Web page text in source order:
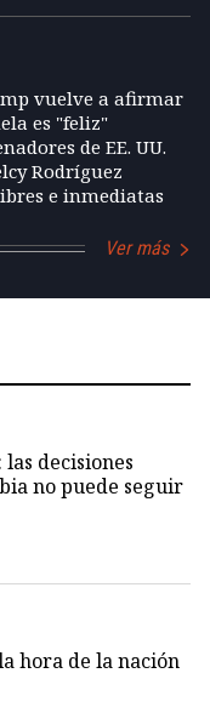
vuelve a afirmar
es "feliz"
de EE. UU.
Rodríguez
e inmediatas
Ver más
decisiones
no puede seguir
hora de la nación